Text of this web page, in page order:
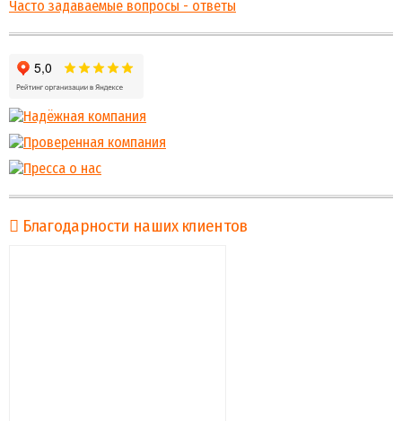
Часто задаваемые вопросы - ответы
Благодарности наших клиентов